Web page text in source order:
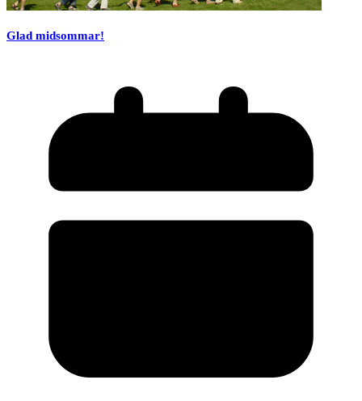
Glad midsommar!